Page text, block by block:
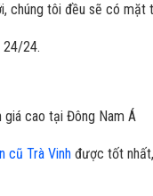
chúng tôi đều sẽ có mặt
24/24.
giá cao tại Đông Nam Á
cũ Trà Vinh được tốt